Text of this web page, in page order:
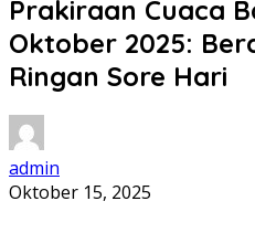
Prakiraan Cuaca
Oktober 2025:
Ringan Sore Hari
admin
Oktober 15, 2025